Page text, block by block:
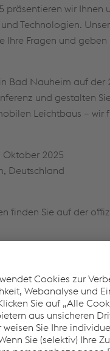
präsentieren wir Ihnen
Technologien.
Ihre Fragen und geben
Bad Nauheim auf der
und gestalten
Leichtbaus – wir
Oktober 2025
Deutschland
finden Sie auf der
auch